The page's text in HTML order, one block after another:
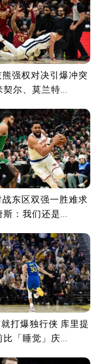
强权对决引爆冲突
契尔、莫兰特...
战东区双强一胜难求
斯：我们还是...
打爆独行侠 库里提
比「睡觉」庆...